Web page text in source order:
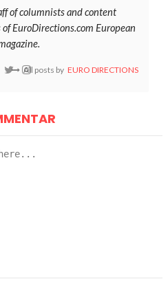
of columnists and content
EuroDirections.com European
All posts by EURO DIRECTIONS